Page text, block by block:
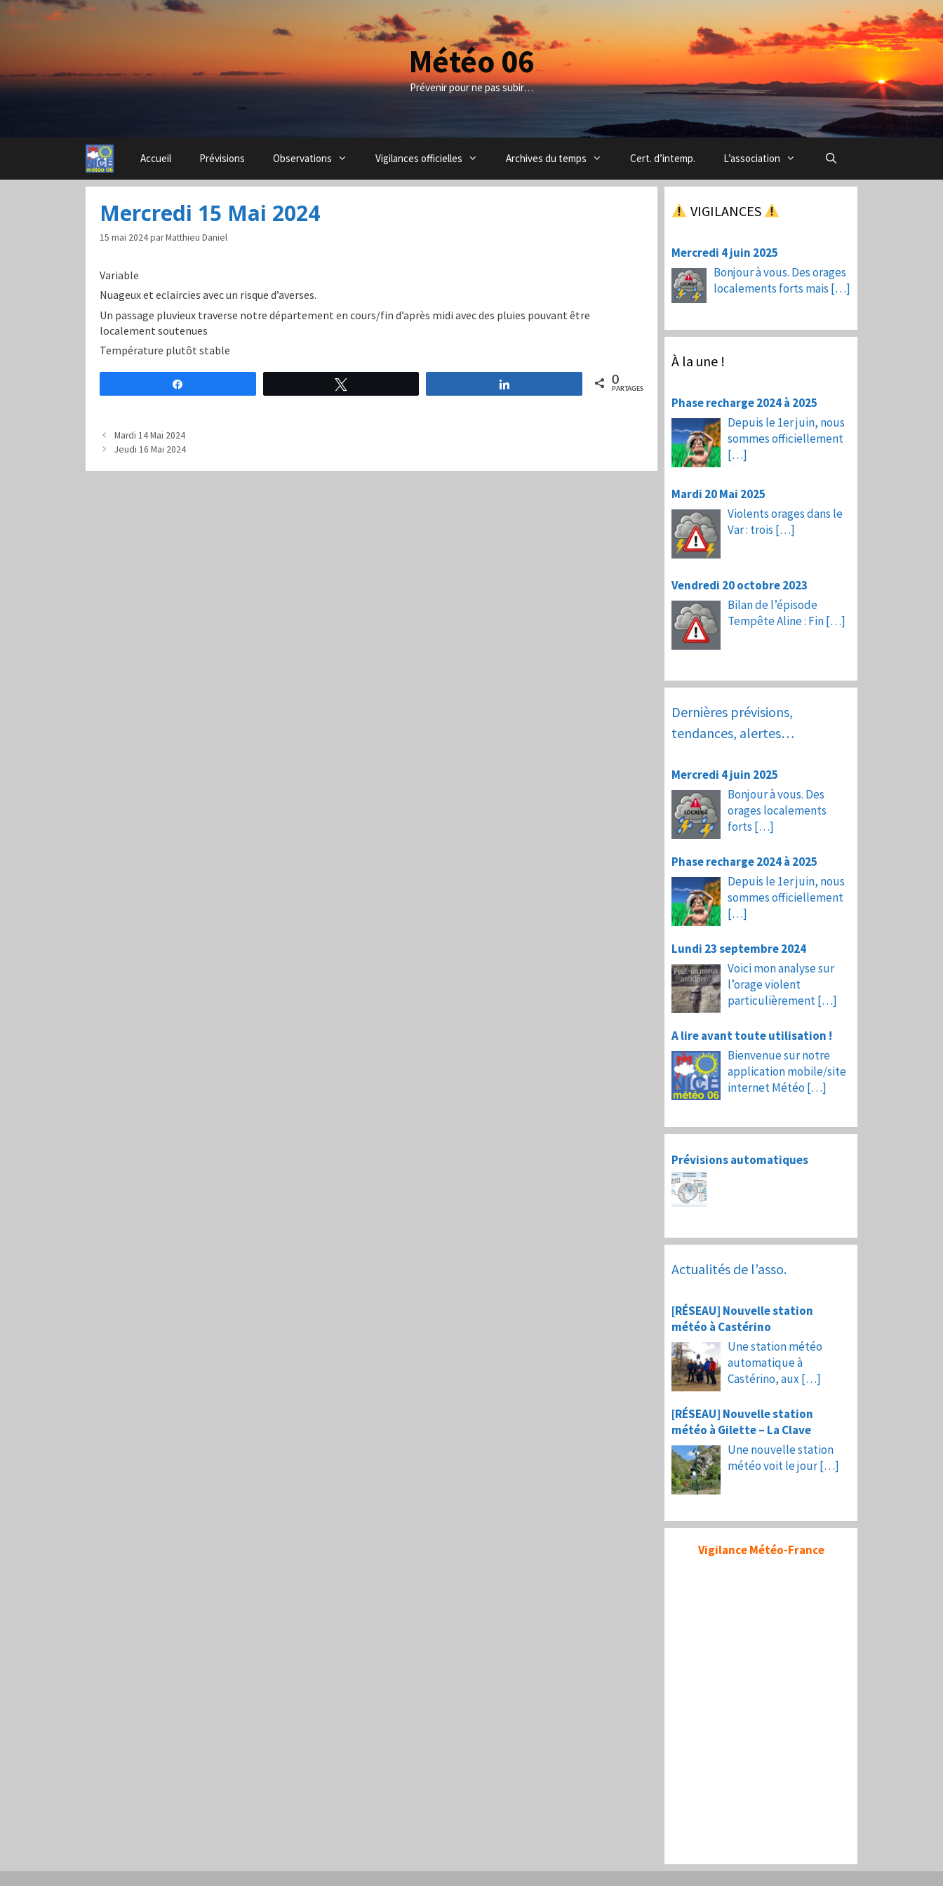
Aller
Météo 06
Prévenir pour ne pas subir…
Accueil Prévisions Observations Vigilances officielles Archives du temps Cert. d’intemp. L’association
Mercredi 15 Mai 2024
15 mai 2024parMatthieu Daniel
Variable
Nuageux et eclaircies avec un risque d’averses.
Un passage pluvieux traverse notre département en cours/fin d’après midi avec des pluies pouvant être
localement soutenues
Température plutôt stable
0
PARTAGES
Mardi 14 Mai 2024
Jeudi 16 Mai 2024
VIGILANCES
Mercredi 4 juin 2025
Bonjour à vous. Des orages
localements forts mais […]
À la une !
Phase recharge 2024 à 2025
Depuis le 1er juin, nous
sommes officiellement
[…]
Mardi 20 Mai 2025
Violents orages dans le
Var : trois […]
Vendredi 20 octobre 2023
Bilan de l’épisode
Tempête Aline : Fin[…]
Dernières prévisions,
tendances, alertes…
Mercredi 4 juin 2025
Bonjour à vous. Des
orages localements
forts […]
Phase recharge 2024 à 2025
Depuis le 1er juin, nous
sommes officiellement
[…]
Lundi 23 septembre 2024
Voici mon analyse sur
l’orage violent
particulièrement[…]
A lire avant toute utilisation !
Bienvenue sur notre
application mobile/site
internet Météo […]
Prévisions automatiques
Actualités de l’asso.
[RÉSEAU] Nouvelle station
météo à Castérino
Une station météo
automatique à
Castérino, aux […]
[RÉSEAU] Nouvelle station
météo à Gilette – La Clave
Une nouvelle station
météo voit le jour[…]
Vigilance Météo-France